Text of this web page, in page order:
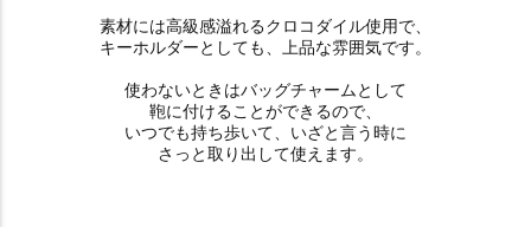
素材には高級感溢れるクロコダイル使用で、
キーホルダーとしても、上品な雰囲気です。
使わないときはバッグチャームとして
鞄に付けることができるので、
いつでも持ち歩いて、いざと言う時に
さっと取り出して使えます。